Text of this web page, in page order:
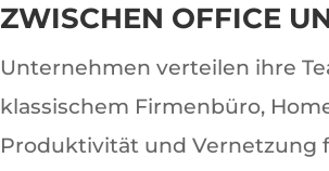
ZWISCHEN OFFICE
Unternehmen verteilen ihre
klassischem Firmenbüro,
Produktivität und Vernetzung